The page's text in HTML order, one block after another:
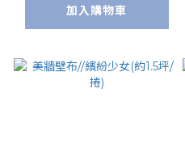
加入購物車